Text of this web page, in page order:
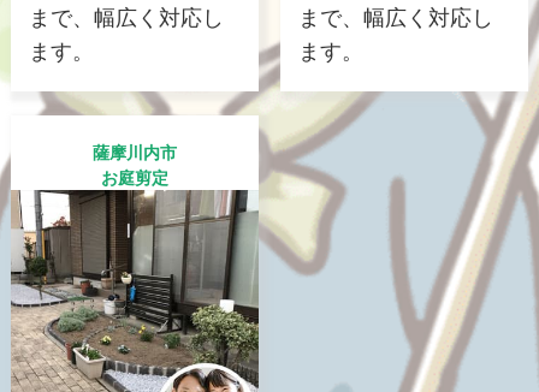
まで、幅広く対応し
ます。
まで、幅広く対応し
ます。
薩摩川内市
お庭剪定